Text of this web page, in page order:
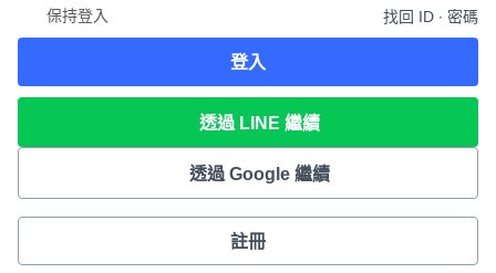
保持登入 找回 ID ∙ 密碼
登入
透過 LINE 繼續
透過 Google 繼續
註冊